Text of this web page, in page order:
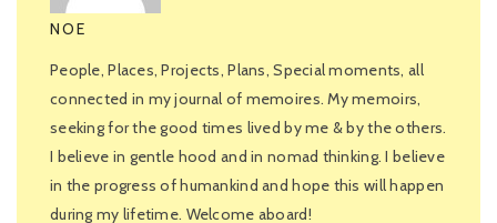
NOE
People, Places, Projects, Plans, Special moments, all
connected in my journal of memoires. My memoirs,
seeking for the good times lived by me & by the others.
I believe in gentle hood and in nomad thinking. I believe
in the progress of humankind and hope this will happen
during my lifetime. Welcome aboard!